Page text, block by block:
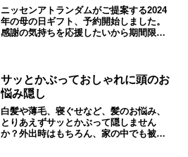
ニッセンアトランダムがご提案する2024
年の母の日ギフト、予約開始しました。
感謝の気持ちを応援したいから期間限定
サッとかぶっておしゃれに頭のお
悩み隠し
白髪や薄毛、寝ぐせなど、髪のお悩み、
とりあえずサッとかぶって隠しません
か？外出時はもちろん、家の中でも被っ